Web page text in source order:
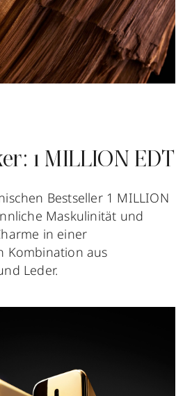
1 MILLION EDT
Bestseller 1 MILLION
Maskulinität und
in einer
Kombination aus
Leder.